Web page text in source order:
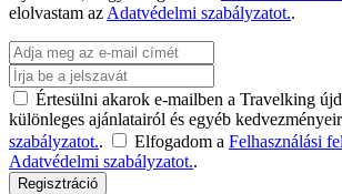
elolvastam azAdatvédelmi szabályzatot..
Értesülni akarok e-mailben a Travelking
különleges ajánlatairól és egyéb
szabályzatot.. Elfogadom a Felhasználási
Adatvédelmi szabályzatot..
Regisztráció